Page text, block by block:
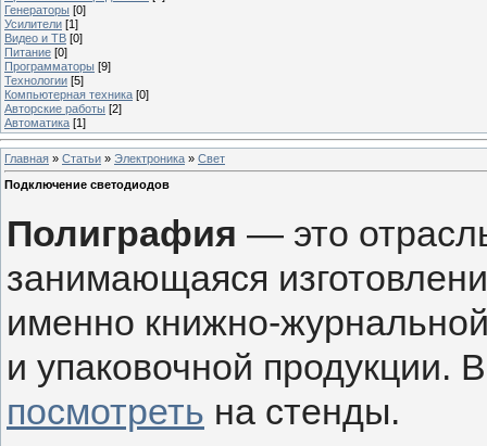
Генераторы [0]
Усилители [1]
Видео и ТВ [0]
Питание [0]
Программаторы [9]
Технологии [5]
Компьютерная техника [0]
Авторские работы [2]
Автоматика [1]
Главная » Статьи » Электроника » Свет
Подключение светодиодов
Полиграфия — это
занимающаяся
именно книжно-
и упаковочной продукции.
посмотреть на стенды.